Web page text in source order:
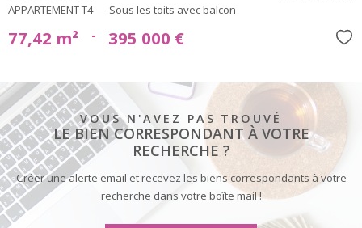
APPARTEMENT T4 — Sous les toits avec balcon
77,42 m² - 395 000 €
VOUS N'AVEZ PAS TROUVÉ
LE BIEN CORRESPONDANT À VOTRE
RECHERCHE ?
Créer une alerte email et recevez les biens correspondants à votre
recherche dans votre boîte mail !